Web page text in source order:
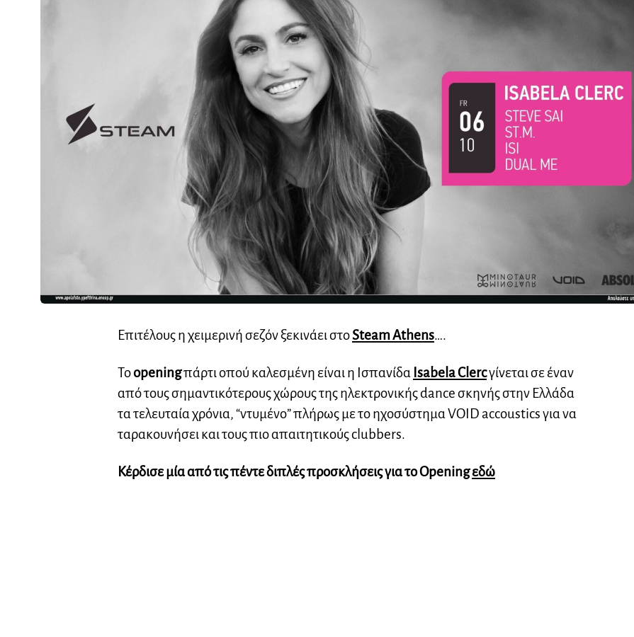
Επιτέλους η χειμερινή σεζόν ξεκινάει στοSteam Athens….
Τοopeningπάρτι οπού καλεσμένη είναι η Ισπανίδα Isabela Clercγίνεται σε έναν
από τους σημαντικότερους χώρους της ηλεκτρονικής dance σκηνής στην Ελλάδα
τα τελευταία χρόνια, “ντυμένο” πλήρως με το ηχοσύστημα VOID accoustics για να
ταρακουνήσει και τους πιο απαιτητικούς clubbers.
Κέρδισε μία από τις πέντε διπλές προσκλήσεις για το Openingεδώ